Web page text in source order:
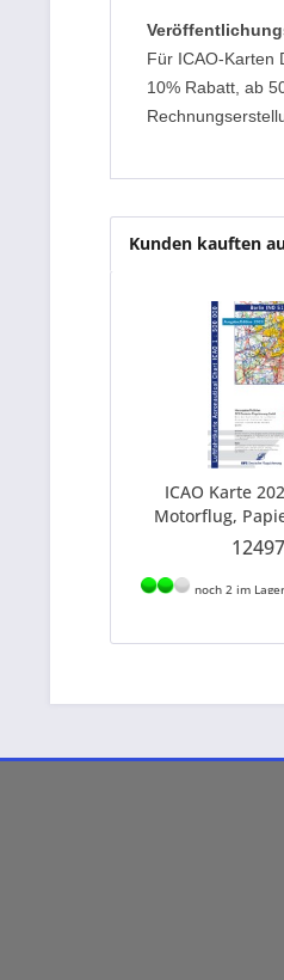
Für ICAO-Karten
10% Rabatt, ab
Kunden kauften
ICAO Karte
Motorflug,
12497
noch 2 im Lager